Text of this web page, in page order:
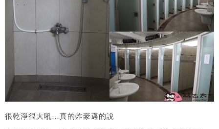
很乾淨很大吼…真的炸豪邁的說